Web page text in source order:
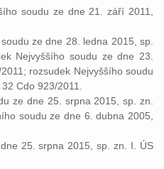
soudu ze dne 21. září 2011,
ze dne 28. ledna 2015, sp.
Nejvyššího soudu ze dne 23.
rozsudek Nejvyššího soudu
Cdo 923/2011.
ze dne 25. srpna 2015, sp. zn.
soudu ze dne 6. dubna 2005,
25. srpna 2015, sp. zn. I. ÚS